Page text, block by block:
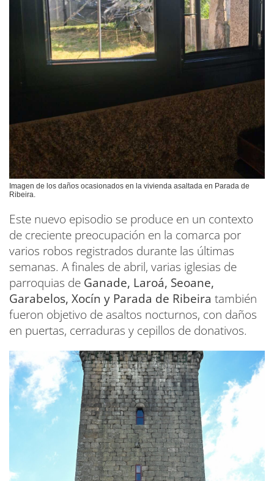
Imagen de los daños ocasionados en la vivienda asaltada en Parada de
Ribeira.
Este nuevo episodio se produce en un contexto
de creciente preocupación en la comarca por
varios robos registrados durante las últimas
semanas. A finales de abril, varias iglesias de
parroquias de Ganade, Laroá, Seoane,
Garabelos, Xocín y Parada de Ribeira también
fueron objetivo de asaltos nocturnos, con daños
en puertas, cerraduras y cepillos de donativos.